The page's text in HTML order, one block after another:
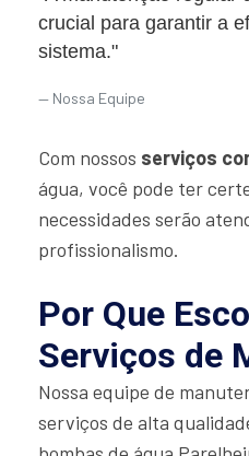
crucial para garantir a
sistema."
Nossa Equipe
Com nossos serviços
água, você pode ter
necessidades serão
profissionalismo.
Por Que
Serviços de
Nossa equipe de
serviços de alta